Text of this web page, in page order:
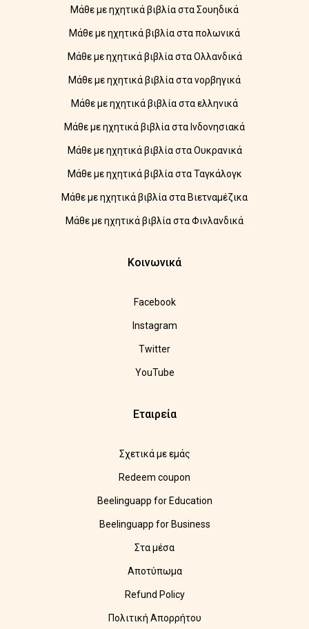
Μάθε με ηχητικά βιβλία στα Σουηδικά
Μάθε με ηχητικά βιβλία στα πολωνικά
Μάθε με ηχητικά βιβλία στα Ολλανδικά
Μάθε με ηχητικά βιβλία στα νορβηγικά
Μάθε με ηχητικά βιβλία στα ελληνικά
Μάθε με ηχητικά βιβλία στα Ινδονησιακά
Μάθε με ηχητικά βιβλία στα Ουκρανικά
Μάθε με ηχητικά βιβλία στα Ταγκάλογκ
Μάθε με ηχητικά βιβλία στα Βιετναμέζικα
Μάθε με ηχητικά βιβλία στα Φινλανδικά
Κοινωνικά
Facebook
Instagram
Twitter
YouTube
Εταιρεία
Σχετικά με εμάς
Redeem coupon
Beelinguapp for Education
Beelinguapp for Business
Στα μέσα
Αποτύπωμα
Refund Policy
Πολιτική Απορρήτου